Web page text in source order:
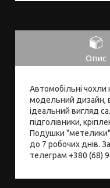
Опис
Автомобільні
модельний дизайн,
ідеальний вигляд
підголівники,
Подушки "метелики"
до 7 робочих днів.
телеграм +380 (68)